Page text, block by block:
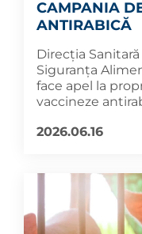
CAMPANIA
ANTIRABICĂ
Direcția
Siguranța
face apel la
vaccineze
2026.06.16